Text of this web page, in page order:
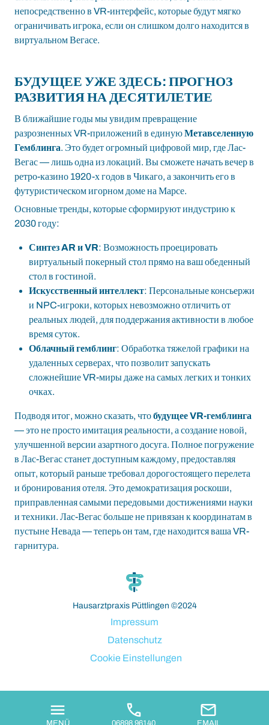
MENÜ 06898 96140 EMAIL
непосредственно в VR-интерфейс, которые будут мягко
ограничивать игрока, если он слишком долго находится в
виртуальном Вегасе.
БУДУЩЕЕ УЖЕ ЗДЕСЬ: ПРОГНОЗ
РАЗВИТИЯ НА ДЕСЯТИЛЕТИЕ
В ближайшие годы мы увидим превращение
разрозненных VR-приложений в единуюМетавселенную
Гемблинга. Это будет огромный цифровой мир, где Лас-
Вегас — лишь одна из локаций. Вы сможете начать вечер в
ретро-казино 1920-х годов в Чикаго, а закончить его в
футуристическом игорном доме на Марсе.
Основные тренды, которые сформируют индустрию к
2030 году:
Синтез AR и VR: Возможность проецировать
виртуальный покерный стол прямо на ваш обеденный
стол в гостиной.
Искусственный интеллект: Персональные консьержи
и NPC-игроки, которых невозможно отличить от
реальных людей, для поддержания активности в любое
время суток.
Облачный гемблинг: Обработка тяжелой графики на
удаленных серверах, что позволит запускать
сложнейшие VR-миры даже на самых легких и тонких
очках.
Подводя итог, можно сказать, чтобудущее VR-гемблинга
— это не просто имитация реальности, а создание новой,
улучшенной версии азартного досуга. Полное погружение
в Лас-Вегас станет доступным каждому, предоставляя
опыт, который раньше требовал дорогостоящего перелета
и бронирования отеля. Это демократизация роскоши,
приправленная самыми передовыми достижениями науки
и техники. Лас-Вегас больше не привязан к координатам в
пустыне Невада — теперь он там, где находится ваша VR-
гарнитура.
Hausarztpraxis Püttlingen ©2024
Impressum
Datenschutz
Cookie Einstellungen